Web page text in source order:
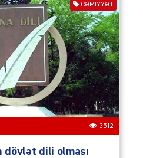
CƏMIYYƏT
3512
dövlət dili olması